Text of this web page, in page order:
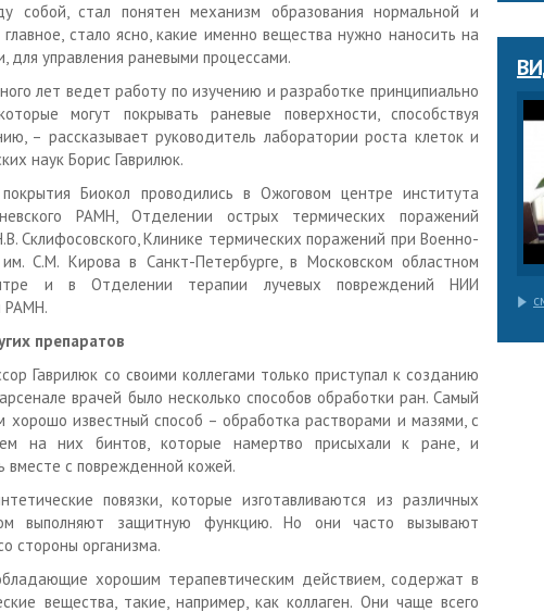
собой, стал понятен механизм образования нормальной и
стало ясно, какие именно вещества нужно наносить на
для управления раневыми процессами.
лет ведет работу по изучению и разработке принципиально
могут покрывать раневые поверхности, способствуя
– рассказывает руководитель лаборатории роста клеток и
наук Борис Гаврилюк.
Биокол проводились в Ожоговом центре института
РАМН, Отделении острых термических поражений
Склифосовского, Клинике термических поражений при Военно-
С.М. Кирова в Санкт-Петербурге, в Московском областном
и в Отделении терапии лучевых повреждений НИИ
РАМН.
препаратов
Гаврилюк со своими коллегами только приступал к созданию
врачей было несколько способов обработки ран. Самый
хорошо известный способ – обработка растворами и мазями, с
на них бинтов, которые намертво присыхали к ране, и
вместе с поврежденной кожей.
повязки, которые изготавливаются из различных
выполняют защитную функцию. Но они часто вызывают
стороны организма.
хорошим терапевтическим действием, содержат в
вещества, такие, например, как коллаген. Они чаще всего